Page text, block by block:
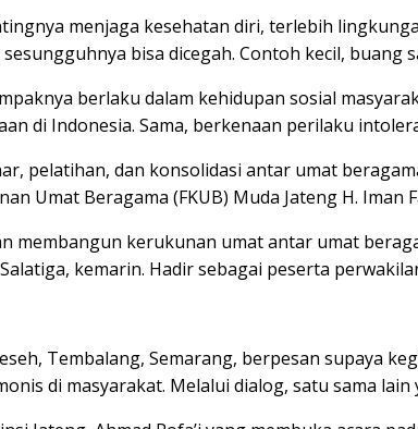
menjaga kesehatan diri, terlebih
bisa dicegah. Contoh kecil, buang
berlaku dalam kehidupan sosial
di Indonesia. Sama, berkenaan perilaku
pelatihan, dan konsolidasi antar umat
Umat Beragama (FKUB) Muda Jateng H. Iman
membangun kerukunan umat antar umat
kemarin. Hadir sebagai peserta
Tembalang, Semarang, berpesan supaya
di masyarakat. Melalui dialog, satu sama